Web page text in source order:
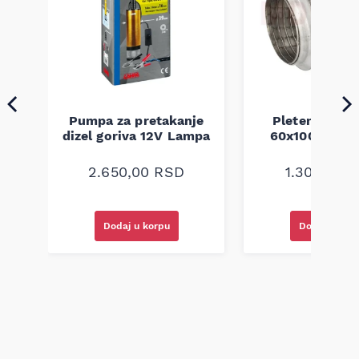
Pumpa za pretakanje
dizel goriva 12V Lampa
2.650,00 RSD
Dodaj u korpu
Pletenica
60x100
1.300,00
Dodaj u